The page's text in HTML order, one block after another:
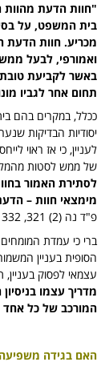
"חוות הדעת
בית המשפט, על
מכריע. חוות הדעת
ואמורפי, לבעל
באשר לקביעת
תחום אחר לגביו
ככלל, במקרים בהם
יסודיות הבדיקות
לעניין, כי אז ראוי
של ממש לסטות
לסתירת האמור
מימצאי חוות –
פ"ד נה (2) 321, 332 (2001))".
ברי כי עמדת
הסופית בעניין
עצמאי לפסוק
מדריך עצמו
המורכב של כל אחד
האם בגידה